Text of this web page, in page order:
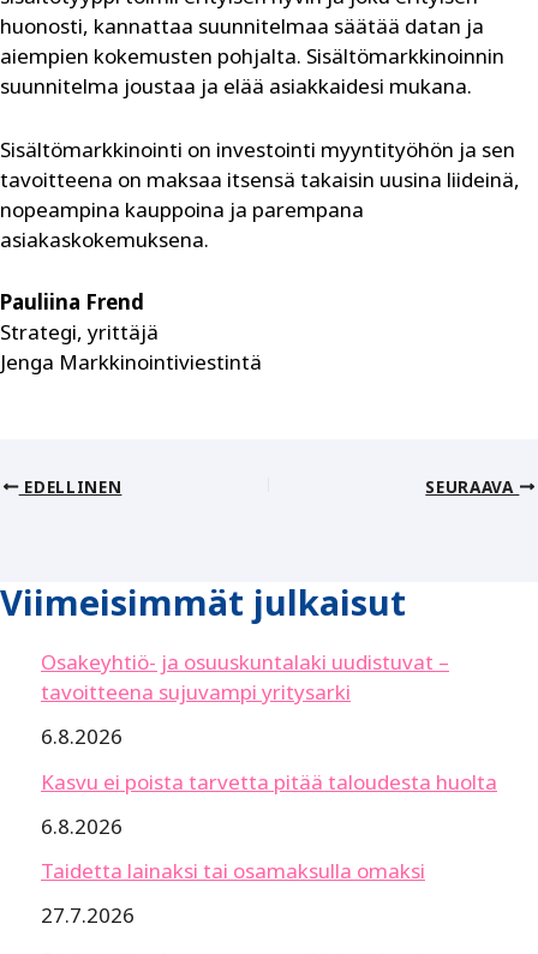
huonosti, kannattaa suunnitelmaa säätää datan ja
aiempien kokemusten pohjalta. Sisältömarkkinoinnin
suunnitelma joustaa ja elää asiakkaidesi mukana.
Sisältömarkkinointi on investointi myyntityöhön ja sen
tavoitteena on maksaa itsensä takaisin uusina liideinä,
nopeampina kauppoina ja parempana
asiakaskokemuksena.
Pauliina Frend
Strategi, yrittäjä
Jenga Markkinointiviestintä
EDELLINEN SEURAAVA
Viimeisimmät julkaisut
Osakeyhtiö- ja osuuskuntalaki uudistuvat –
tavoitteena sujuvampi yritysarki
6.8.2026
Kasvu ei poista tarvetta pitää taloudesta huolta
6.8.2026
Taidetta lainaksi tai osamaksulla omaksi
27.7.2026